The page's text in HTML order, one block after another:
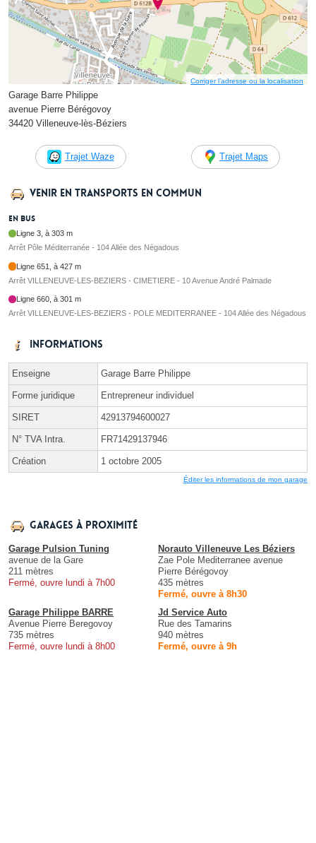
Corriger l’adresse ou la localisation
Garage Barre Philippe
avenue Pierre Bérégovoy
34420 Villeneuve-lès-Béziers
Trajet Waze Trajet Maps
Venir en transports en commun
En bus
Ligne 3, à 303 m
Arrêt Pôle Méditerranée - 104 Allée des Négadous
Ligne 651, à 427 m
Arrêt VILLENEUVE-LES-BEZIERS - CIMETIERE - 10 Avenue André Palmade
Ligne 660, à 301 m
Arrêt VILLENEUVE-LES-BEZIERS - POLE MEDITERRANEE - 104 Allée des Négadous
Informations
Enseigne Garage Barre Philippe
Forme juridique Entrepreneur individuel
SIRET 42913794600027
N° TVA Intra. FR71429137946
Création 1 octobre 2005
Éditer les informations de mon garage
Garages à proximité
Garage Pulsion Tuning
avenue de la Gare
211 mètres
Fermé, ouvre lundi à 7h00
Norauto Villeneuve Les Béziers
Zae Pole Mediterranee avenue
Pierre Bérégovoy
435 mètres
Fermé, ouvre à 8h30
Garage Philippe BARRE
Avenue Pierre Beregovoy
735 mètres
Fermé, ouvre lundi à 8h00
Jd Service Auto
Rue des Tamarins
940 mètres
Fermé, ouvre à 9h